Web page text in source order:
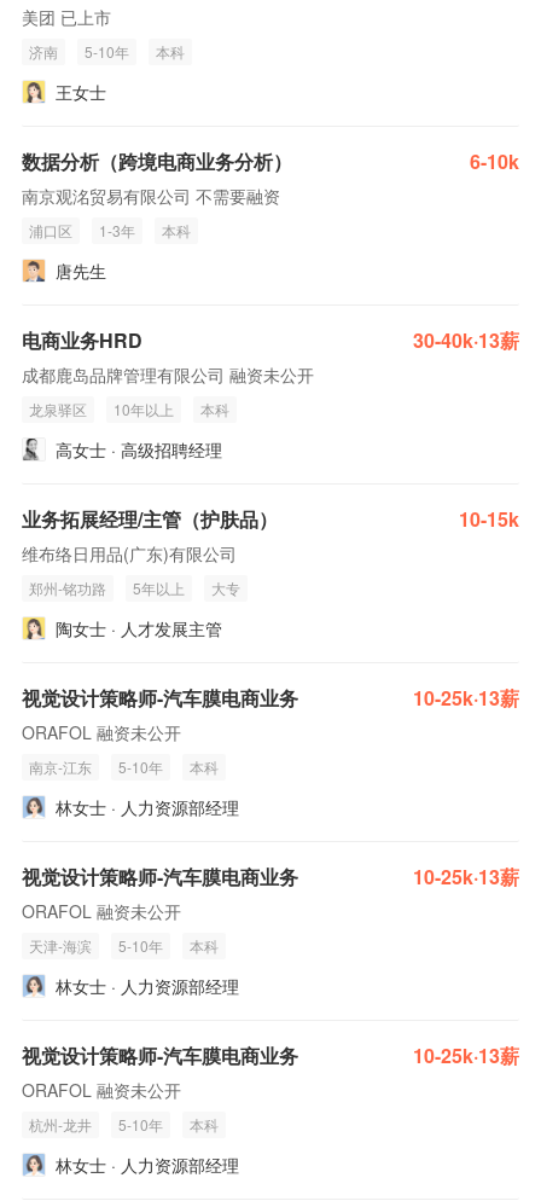
美团 已上市
济南 5-10年 本科
王女士
数据分析（跨境电商业务分析） 6-10k
南京观洺贸易有限公司 不需要融资
浦口区 1-3年 本科
唐先生
电商业务HRD 30-40k·13薪
成都鹿岛品牌管理有限公司 融资未公开
龙泉驿区 10年以上 本科
高女士 · 高级招聘经理
业务拓展经理/主管（护肤品） 10-15k
维布络日用品(广东)有限公司
郑州-铭功路 5年以上 大专
陶女士 · 人才发展主管
视觉设计策略师-汽车膜电商业务 10-25k·13薪
ORAFOL 融资未公开
南京-江东 5-10年 本科
林女士 · 人力资源部经理
视觉设计策略师-汽车膜电商业务 10-25k·13薪
ORAFOL 融资未公开
天津-海滨 5-10年 本科
林女士 · 人力资源部经理
视觉设计策略师-汽车膜电商业务 10-25k·13薪
ORAFOL 融资未公开
杭州-龙井 5-10年 本科
林女士 · 人力资源部经理